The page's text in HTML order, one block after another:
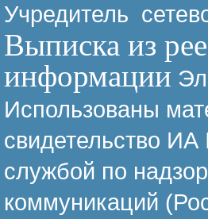
Учредитель
Выписка из
информации
Использованы
свидетельство
службой по
коммуникаций